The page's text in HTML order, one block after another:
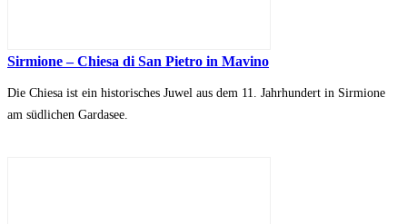
Sirmione – Chiesa di San Pietro in Mavino
Die Chiesa ist ein historisches Juwel aus dem 11. Jahrhundert in Sirmione
am südlichen Gardasee.